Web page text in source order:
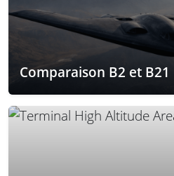
Comparaison B2 et B21